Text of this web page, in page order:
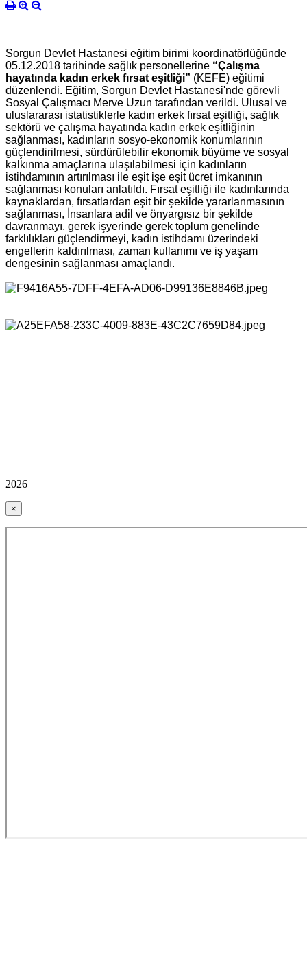
Sorgun Devlet Hastanesi eğitim birimi koordinatörlüğünde
05.12.2018 tarihinde sağlık personellerine “Çalışma
hayatında kadın erkek fırsat eşitliği” (KEFE) eğitimi
düzenlendi. Eğitim, Sorgun Devlet Hastanesi'nde görevli
Sosyal Çalışmacı Merve Uzun tarafından verildi. Ulusal ve
uluslararası istatistiklerle kadın erkek fırsat eşitliği, sağlık
sektörü ve çalışma hayatında kadın erkek eşitliğinin
sağlanması, kadınların sosyo-ekonomik konumlarının
güçlendirilmesi, sürdürülebilir ekonomik büyüme ve sosyal
kalkınma amaçlarına ulaşılabilmesi için kadınların
istihdamının artırılması ile eşit işe eşit ücret imkanının
sağlanması konuları anlatıldı. Fırsat eşitliği ile kadınlarında
kaynaklardan, fırsatlardan eşit bir şekilde yararlanmasının
sağlanması, İnsanlara adil ve önyargısız bir şekilde
davranmayı, gerek işyerinde gerek toplum genelinde
farklılıkları güçlendirmeyi, kadın istihdamı üzerindeki
engellerin kaldırılması, zaman kullanımı ve iş yaşam
dengesinin sağlanması amaçlandı.
2026
×